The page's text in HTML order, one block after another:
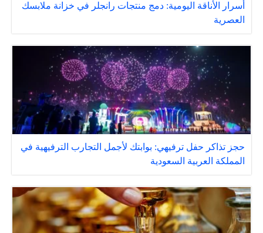
أسرار الأناقة اليومية: دمج منتجات رانجلر في خزانة ملابسك
العصرية
حجز تذاكر حفل ترفيهي: بوابتك لأجمل التجارب الترفيهية في
المملكة العربية السعودية